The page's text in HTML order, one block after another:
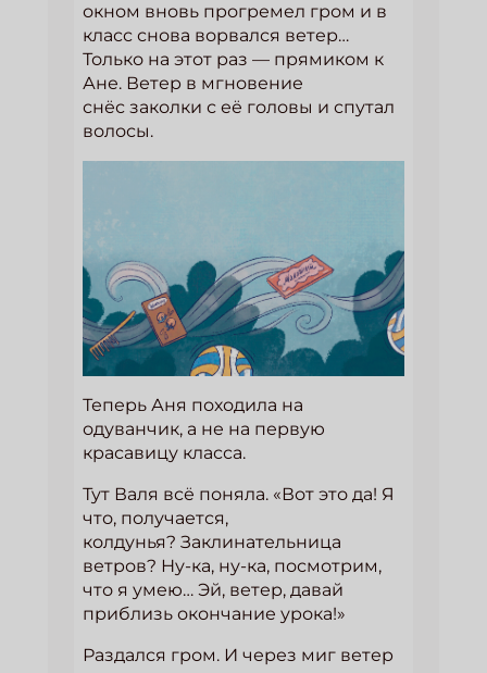
окном вновь прогремел гром и в
класс снова ворвался ветер…
Только на этот раз — прямиком к
Ане. Ветер в мгновение
снёс заколки с её головы и спутал
волосы.
Теперь Аня походила на
одуванчик, а не на первую
красавицу класса.
Тут Валя всё поняла. «Вот это да! Я
что, получается,
колдунья? Заклинательница
ветров? Ну-ка, ну-ка, посмотрим,
что я умею… Эй, ветер, давай
приблизь окончание урока!»
Раздался гром. И через миг ветер